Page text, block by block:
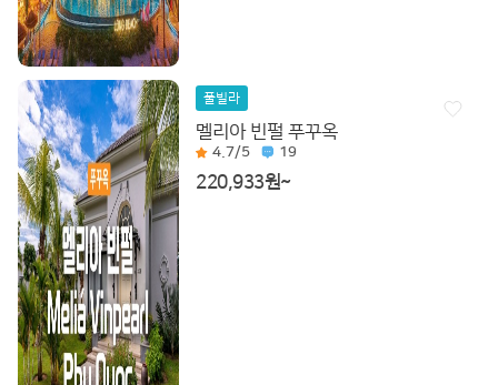
풀빌라
멜리아 빈펄 푸꾸옥
4.7/5 19
220,933원~